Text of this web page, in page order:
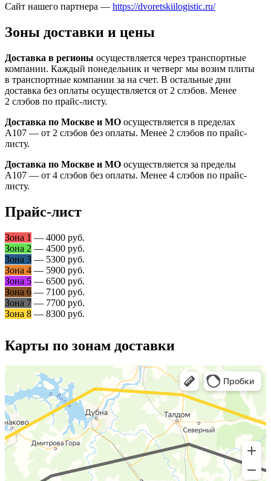
Сайт нашего партнера — https://dvoretskiilogistic.ru/
Зоны доставки и цены
Доставка в регионы осуществляется через транспортные
компании. Каждый понедельник и четверг мы возим плиты
в транспортные компании за на счет. В остальные дни
доставка без оплаты осуществляется от 2 слэбов. Менее
2 слэбов по прайс-листу.
Доставка по Москве и МО осуществляется в пределах
А107 — от 2 слэбов без оплаты. Менее 2 слэбов по прайс-
листу.
Доставка по Москве и МО осуществляется за пределы
А107 — от 4 слэбов без оплаты. Менее 4 слэбов по прайс-
листу.
Прайс-лист
Зона 1 — 4000 руб.
Зона 2 — 4500 руб.
Зона 3 — 5300 руб.
Зона 4 — 5900 руб.
Зона 5 — 6500 руб.
Зона 6 — 7100 руб.
Зона 7 — 7700 руб.
Зона 8 — 8300 руб.
Карты по зонам доставки